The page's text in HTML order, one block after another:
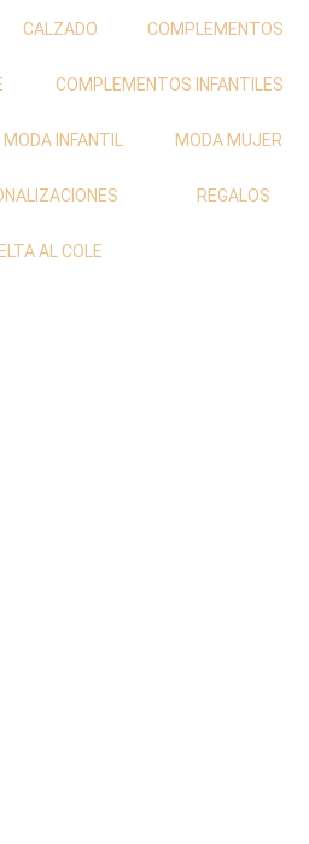
CALZADO COMPLEMENTOS
COMPLEMENTOS INFANTILES
MODA INFANTIL MODA MUJER
REGALOS
AL COLE